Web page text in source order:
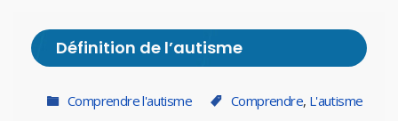
Définition de l’autisme
Comprendre l'autisme Comprendre, L'autisme